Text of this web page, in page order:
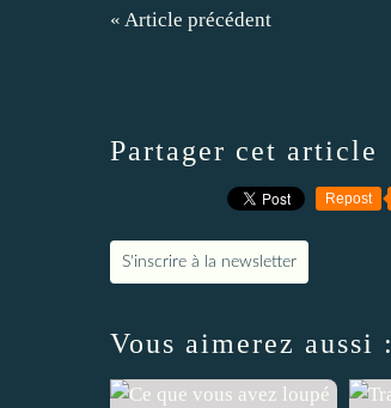
« Article précédent
Partager cet article
Repost
S'inscrire à la newsletter
Vous aimerez aussi :